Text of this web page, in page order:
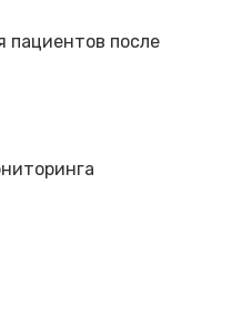
пациентов после